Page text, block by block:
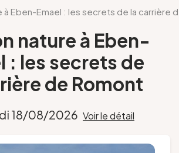
à Eben-Emael : les secrets de la carrière
nature à Eben-
: les secrets de
de Romont
18/08/2026 Voir le détail